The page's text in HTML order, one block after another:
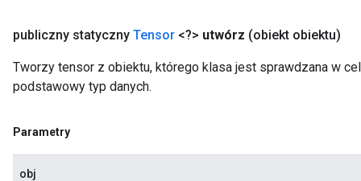
publiczny statyczny Tensor <?> utwórz (obiekt obiektu)
Tworzy tensor z obiektu, którego klasa jest sprawdzana w
podstawowy typ danych.
Parametry
obj